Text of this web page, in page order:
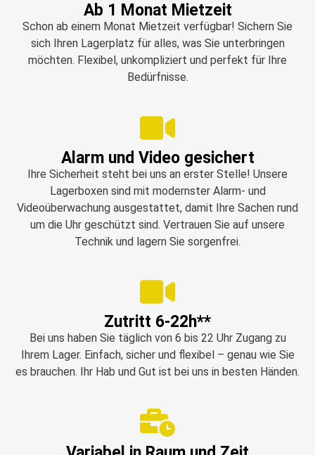
Ab 1 Monat Mietzeit
Schon ab einem Monat Mietzeit verfügbar! Sichern Sie
sich Ihren Lagerplatz für alles, was Sie unterbringen
möchten. Flexibel, unkompliziert und perfekt für Ihre
Bedürfnisse.
Alarm und Video gesichert
Ihre Sicherheit steht bei uns an erster Stelle! Unsere
Lagerboxen sind mit modernster Alarm- und
Videoüberwachung ausgestattet, damit Ihre Sachen rund
um die Uhr geschützt sind. Vertrauen Sie auf unsere
Technik und lagern Sie sorgenfrei.
Zutritt 6-22h**
Bei uns haben Sie täglich von 6 bis 22 Uhr Zugang zu
Ihrem Lager. Einfach, sicher und flexibel – genau wie Sie
es brauchen. Ihr Hab und Gut ist bei uns in besten Händen.